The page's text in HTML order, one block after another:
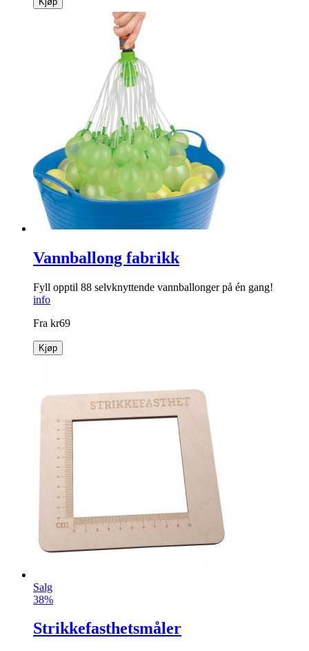
Vannballong fabrikk
Fyll opptil 88 selvknyttende vannballonger på én gang!
info
Fra kr69
Kjøp
Salg
38%
Strikkefasthetsmåler